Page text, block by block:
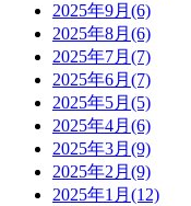
2025年9月(6)
2025年8月(6)
2025年7月(7)
2025年6月(7)
2025年5月(5)
2025年4月(6)
2025年3月(9)
2025年2月(9)
2025年1月(12)